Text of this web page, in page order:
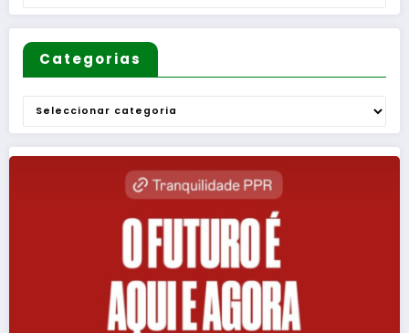
Categorias
Categorias